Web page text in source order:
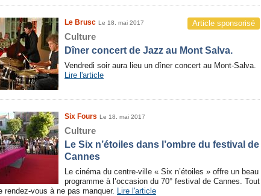
Le Brusc Le 18. mai 2017 Article sponsorisé
Culture
Dîner concert de Jazz au Mont Salva.
Vendredi soir aura lieu un dîner concert au Mont-Salva.
Lire l'article
Six Fours Le 18. mai 2017
Culture
Le Six n’étoiles dans l’ombre du festival de
Cannes
Le cinéma du centre-ville « Six n’étoiles » offre un beau
programme à l’occasion du 70° festival de Cannes. Tout
rendez-vous à ne pas manquer. Lire l'article